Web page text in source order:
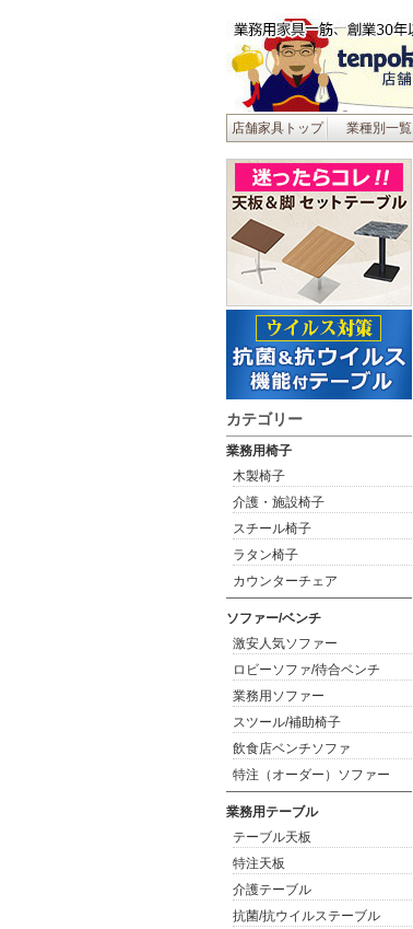
店舗家具トップ 業種別一覧
カテゴリー
業務用椅子
木製椅子
介護・施設椅子
スチール椅子
ラタン椅子
カウンターチェア
ソファー/ベンチ
激安人気ソファー
ロビーソファ/待合ベンチ
業務用ソファー
スツール/補助椅子
飲食店ベンチソファ
特注（オーダー）ソファー
業務用テーブル
テーブル天板
特注天板
介護テーブル
抗菌/抗ウイルステーブル